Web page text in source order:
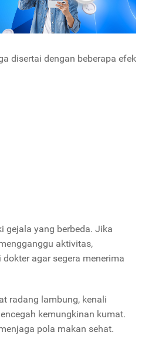
disertai dengan beberapa efek
gejala yang berbeda. Jika
aktivitas,
agar segera menerima
radang lambung, kenali
kemungkinan kumat.
pola makan sehat.